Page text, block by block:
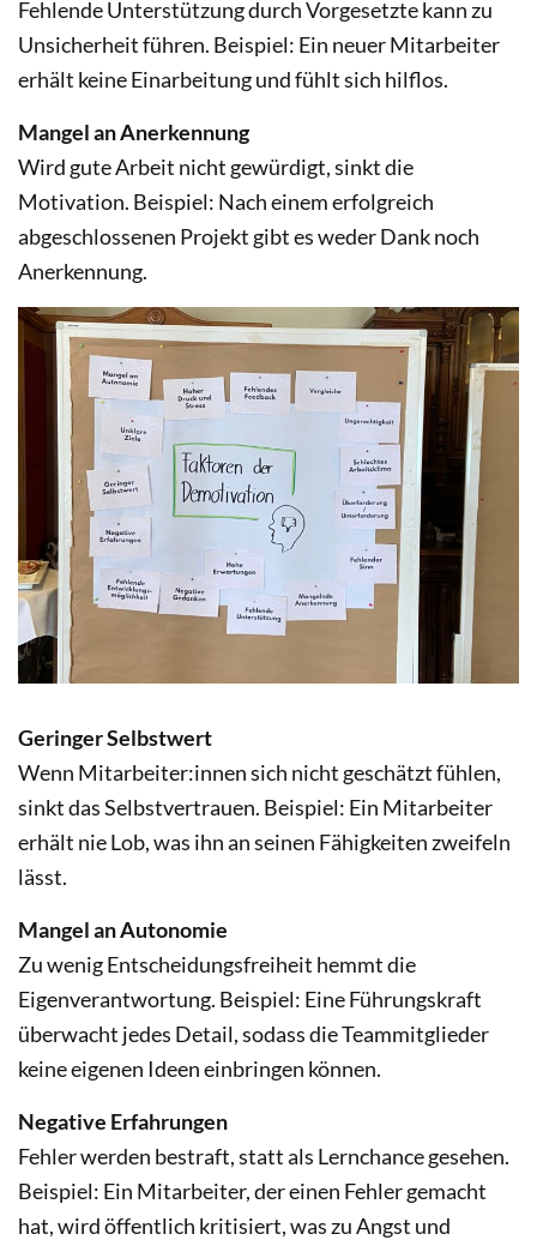
Fehlende Unterstützung durch Vorgesetzte kann zu
Unsicherheit führen. Beispiel: Ein neuer Mitarbeiter
erhält keine Einarbeitung und fühlt sich hilflos.
Mangel an Anerkennung
Wird gute Arbeit nicht gewürdigt, sinkt die
Motivation. Beispiel: Nach einem erfolgreich
abgeschlossenen Projekt gibt es weder Dank noch
Anerkennung.
Geringer Selbstwert
Wenn Mitarbeiter:innen sich nicht geschätzt fühlen,
sinkt das Selbstvertrauen. Beispiel: Ein Mitarbeiter
erhält nie Lob, was ihn an seinen Fähigkeiten zweifeln
lässt.
Mangel an Autonomie
Zu wenig Entscheidungsfreiheit hemmt die
Eigenverantwortung. Beispiel: Eine Führungskraft
überwacht jedes Detail, sodass die Teammitglieder
keine eigenen Ideen einbringen können.
Negative Erfahrungen
Fehler werden bestraft, statt als Lernchance gesehen.
Beispiel: Ein Mitarbeiter, der einen Fehler gemacht
hat, wird öffentlich kritisiert, was zu Angst und